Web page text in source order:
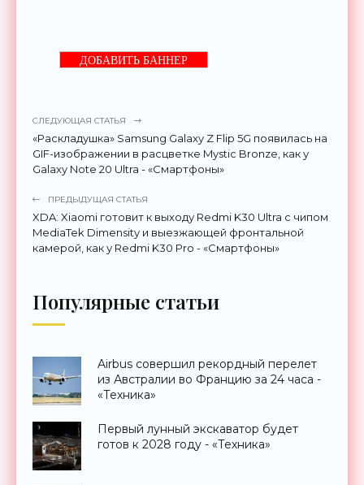
ДОБАВИТЬ БАННЕР
СЛЕДУЮЩАЯ СТАТЬЯ
«Раскладушка» Samsung Galaxy Z Flip 5G появилась на
GIF-изображении в расцветке Mystic Bronze, как у
Galaxy Note 20 Ultra - «Смартфоны»
ПРЕДЫДУЩАЯ СТАТЬЯ
XDA: Xiaomi готовит к выходу Redmi K30 Ultra с чипом
MediaTek Dimensity и выезжающей фронтальной
камерой, как у Redmi K30 Pro - «Смартфоны»
Популярные статьи
Airbus совершил рекордный перелет
из Австралии во Францию за 24 часа -
«Техника»
Первый лунный экскаватор будет
готов к 2028 году - «Техника»